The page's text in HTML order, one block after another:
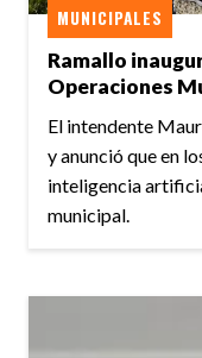
Ramallo
Operaciones
MUNICIPALES
El intendente
y anunció que en
inteligencia
municipal.